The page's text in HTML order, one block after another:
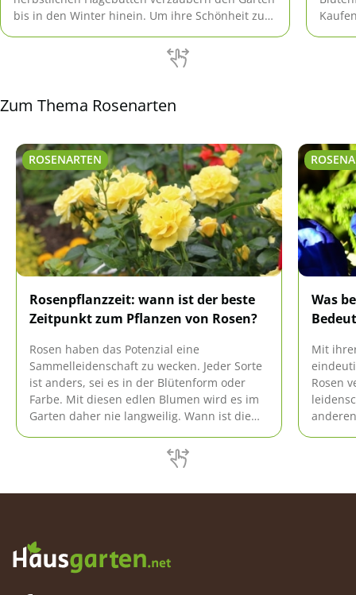
bis in den Winter hinein. Um ihre Schönheit zu
Zum Thema Rosenarten
ROSENARTEN
Rosenpflanzzeit: wann ist der beste
Zeitpunkt zum Pflanzen von Rosen?
Rosen haben das Potenzial eine
Sammelleidenschaft zu wecken. Jeder Sorte
ist anders, sei es in der Blütenform oder
Farbe. Mit diesen edlen Blumen wird es im
Garten daher nie langweilig. Wann ist die
Was
Mit
Rosen